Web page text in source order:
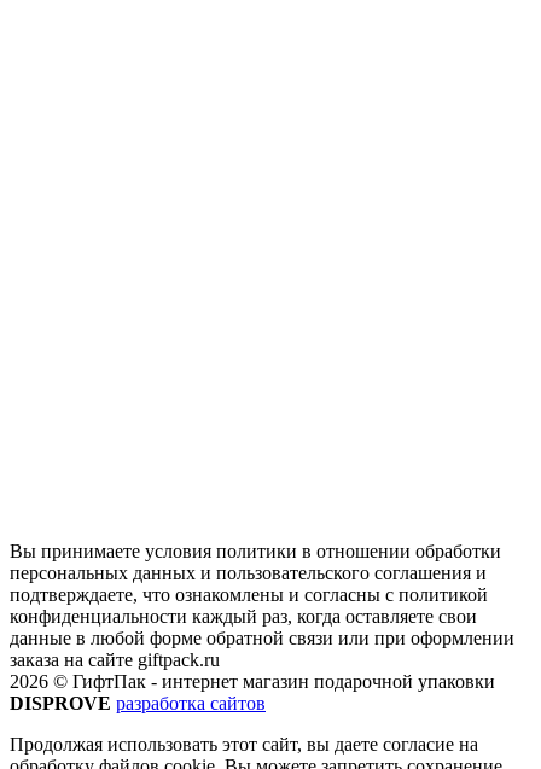
Вы принимаете условия политики в отношении обработки
персональных данных и пользовательского соглашения и
подтверждаете, что ознакомлены и согласны с политикой
конфиденциальности каждый раз, когда оставляете свои
данные в любой форме обратной связи или при оформлении
заказа на сайте giftpack.ru
2026 © ГифтПак - интернет магазин подарочной упаковки
DISPROVE разработка сайтов
Продолжая использовать этот сайт, вы даете согласие на